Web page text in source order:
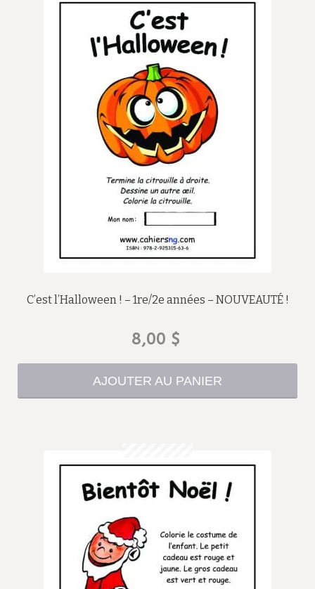
C’est l’Halloween ! – 1re/2e années – NOUVEAUTÉ !
8,00 $
AJOUTER AU PANIER